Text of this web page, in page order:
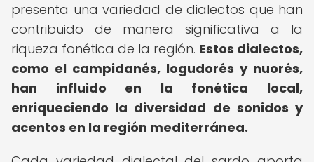
presenta una variedad de dialectos que han
contribuido de manera significativa a la
riqueza fonética de la región. Estos dialectos,
como el campidanés, logudorés y nuorés,
han influido en la fonética local,
enriqueciendo la diversidad de sonidos y
acentos en la región mediterránea.